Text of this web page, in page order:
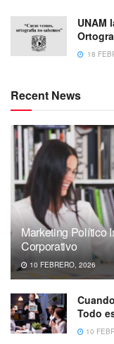
UNAM
18
Recent News
Marketing Político
Corporativo
10 FEBRERO, 2026
Todo
10